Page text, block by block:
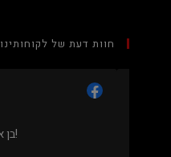
חוות דעת של לקוחותינו